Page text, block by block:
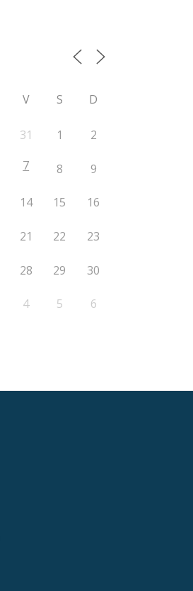
V S D
31 1 2
7 8 9
14 15 16
21 22 23
28 29 30
4 5 6